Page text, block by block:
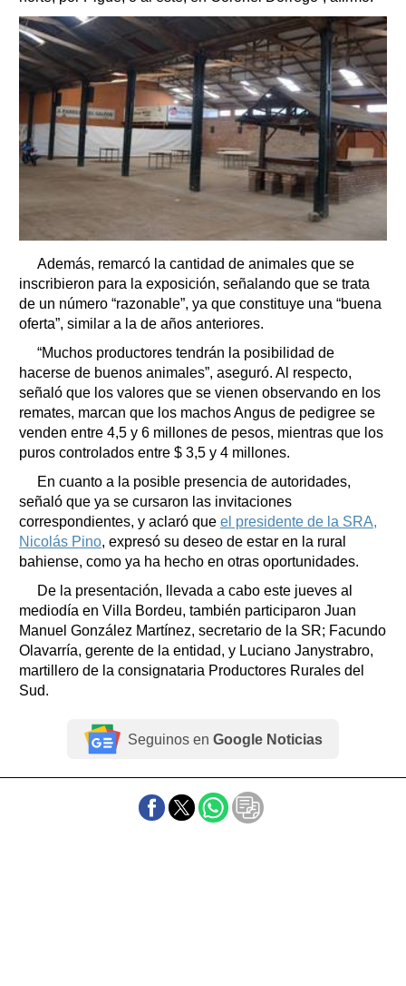
Además, remarcó la cantidad de animales que se
inscribieron para la exposición, señalando que se trata
de un número “razonable”, ya que constituye una “buena
oferta”, similar a la de años anteriores.
“Muchos productores tendrán la posibilidad de
hacerse de buenos animales”, aseguró. Al respecto,
señaló que los valores que se vienen observando en los
remates, marcan que los machos Angus de pedigree se
venden entre 4,5 y 6 millones de pesos, mientras que los
puros controlados entre $ 3,5 y 4 millones.
En cuanto a la posible presencia de autoridades,
señaló que ya se cursaron las invitaciones
correspondientes, y aclaró que el presidente de la SRA,
Nicolás Pino, expresó su deseo de estar en la rural
bahiense, como ya ha hecho en otras oportunidades.
De la presentación, llevada a cabo este jueves al
mediodía en Villa Bordeu, también participaron Juan
Manuel González Martínez, secretario de la SR; Facundo
Olavarría, gerente de la entidad, y Luciano Janystrabro,
martillero de la consignataria Productores Rurales del
Sud.
Seguinos en Google Noticias